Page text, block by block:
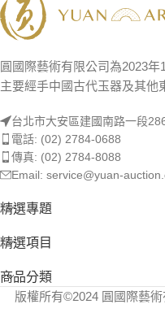
圓國際藝術有限公司為2023
主要經手中國古代玉器及其他
台北市大安區建國南路一段
電話: (02) 2784-0688
傳真: (02) 2784-8088
Email: service@yuan-
精選專題
精選項目
商品分類
版權所有©2024 圓國際藝